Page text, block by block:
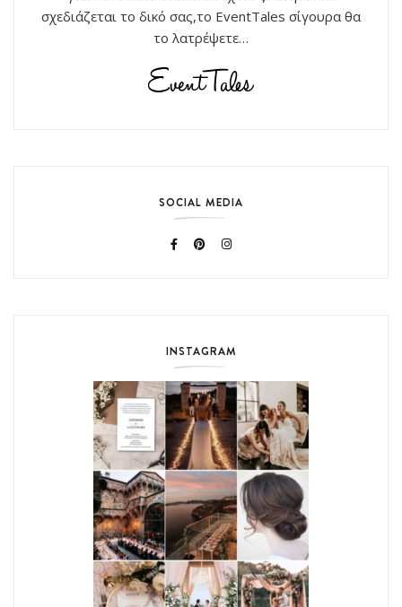
σχεδιάζεται το δικό σας,το EventTales σίγουρα θα
το λατρέψετε…
SOCIAL MEDIA
INSTAGRAM